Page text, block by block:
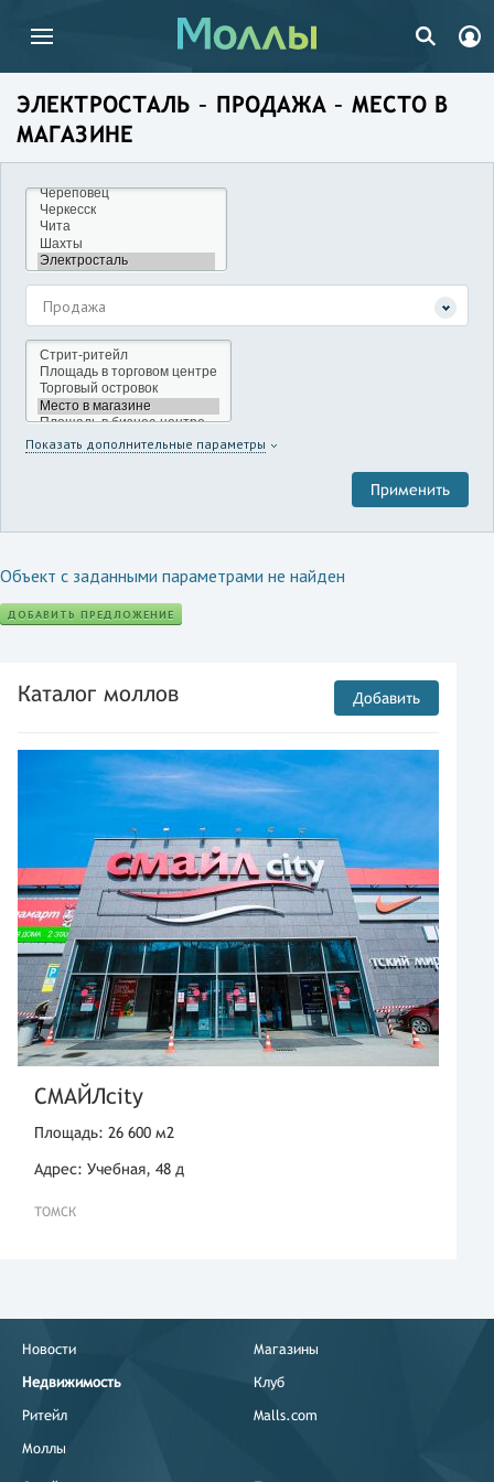
ЭЛЕКТРОСТАЛЬ – ПРОДАЖА – МЕСТО В
МАГАЗИНЕ
Продажа
Показать дополнительные параметры
Объект с заданными параметрами не найден
ДОБАВИТЬ ПРЕДЛОЖЕНИЕ
Каталог моллов Добавить
СМАЙЛcity
Площадь: 26 600 м2
Адрес: Учебная, 48 д
ТОМСК
Новости
Недвижимость
Ритейл
Моллы
Магазины
Клуб
Malls.com